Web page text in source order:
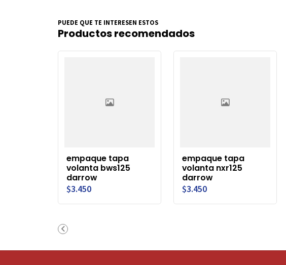
PUEDE QUE TE INTERESEN ESTOS
Productos recomendados
empaque tapa
volanta bws125
darrow
$3.450
empaque tapa
volanta nxr125
darrow
$3.450